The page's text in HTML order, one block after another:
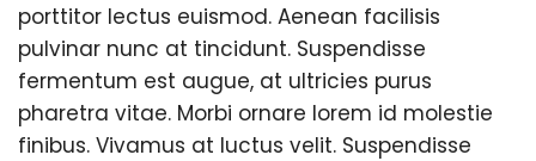
porttitor lectus euismod. Aenean facilisis
pulvinar nunc at tincidunt. Suspendisse
fermentum est augue, at ultricies purus
pharetra vitae. Morbi ornare lorem id molestie
finibus. Vivamus at luctus velit. Suspendisse